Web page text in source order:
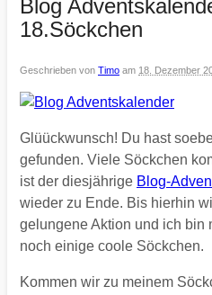
Blog
18.Söckchen
Geschrieben von Timo am 18. Dezember
Glüückwunsch! Du hast
gefunden. Viele Söckchen
ist der diesjährige Blog-
wieder zu Ende. Bis hierhin
gelungene Aktion und ich bin
noch einige coole Söckchen.
Kommen wir zu meinem